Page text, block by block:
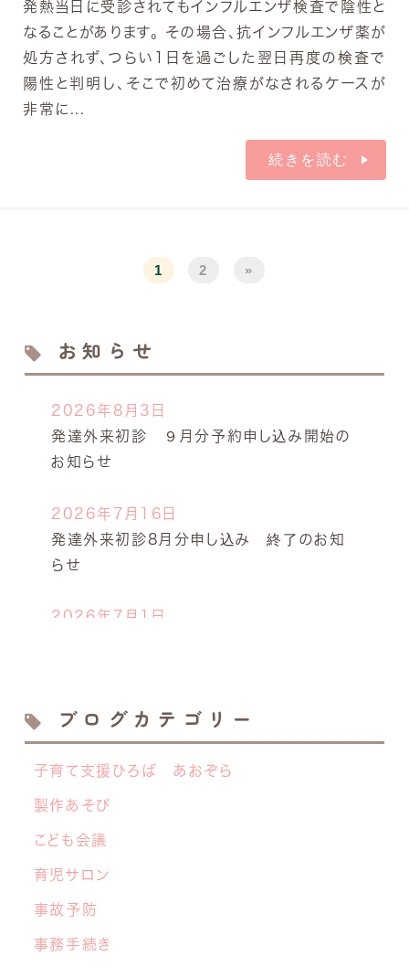
発熱当日に受診されてもインフルエンザ検査で陰性と
なることがあります。 その場合、抗インフルエンザ薬が
処方されず、つらい1日を過ごした翌日再度の検査で
陽性と判明し、そこで初めて治療がなされるケースが
非常に...
続きを読む
1 2 »
お知らせ
2026年8月3日
発達外来初診 ９月分予約申し込み開始の
お知らせ
2026年7月16日
発達外来初診8月分申し込み 終了のお知
らせ
2026年7月1日
離乳食サロン７月の開催日決定しました！
2026年6月19日
【NEW】 離乳食サロン開催のお知らせ
2026年6月8日
中学生の交流グループ「てらこや」のご案内
【子育てこころのヒント講座】６月開催の
ブログカテゴリー
子育て支援ひろば あおぞら
製作あそび
こども会議
育児サロン
事故予防
事務手続き